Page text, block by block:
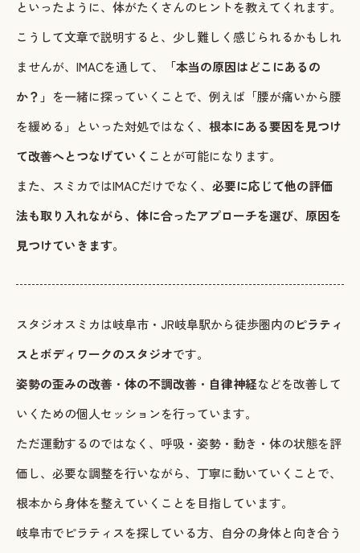
といったように、体がたくさんのヒントを教えてくれます。
こうして文章で説明すると、少し難しく感じられるかもしれ
ませんが、IMACを通して、
「本当の原因はどこにあるの
か？」 を一緒に探っていくことで、例えば「腰が痛いから腰
を緩める」といった対処ではなく、 根本にある要因を見つけ
て改善へとつなげていく ことが可能になります。
また、スミカではIMACだけでなく、 必要に応じて他の評価
法も取り入れながら、体に合ったアプローチを選び、原因を
見つけていきます。
スタジオスミカは岐阜市・JR岐阜駅から徒歩圏内のピラティ
スとボディワークのスタジオです。
姿勢の歪みの改善 ・ 体の不調改善 ・ 自律神経などを改善して
いくための個人セッションを行っています。
ただ運動するのではなく、呼吸・姿勢・動き・体の状態を評
価し、必要な調整を行いながら、丁寧に動いていくことで、
根本から身体を整えていくことを目指しています。
岐阜市でピラティスを探している方、自分の身体と向き合う